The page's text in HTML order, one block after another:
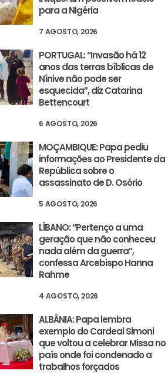
para a Nigéria
7 AGOSTO, 2026
PORTUGAL: “Invasão há 12
anos das terras bíblicas de
Nínive não pode ser
esquecida”, diz Catarina
Bettencourt
6 AGOSTO, 2026
MOÇAMBIQUE: Papa pediu
informações ao Presidente da
República sobre o
assassinato de D. Osório
5 AGOSTO, 2026
LÍBANO: “Pertenço a uma
geração que não conheceu
nada além da guerra”,
confessa Arcebispo Hanna
Rahme
4 AGOSTO, 2026
ALBÂNIA: Papa lembra
exemplo do Cardeal Simoni
que voltou a celebrar Missa no
país onde foi condenado a
trabalhos forçados